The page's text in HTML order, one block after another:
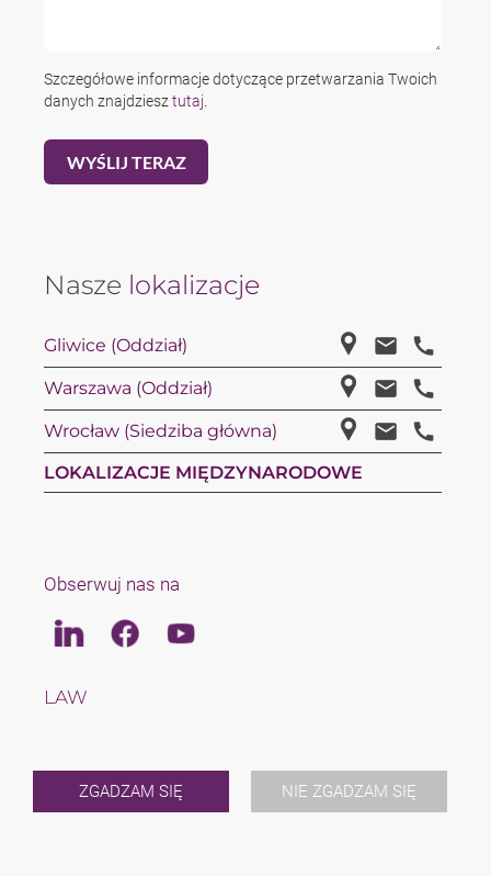
ZGADZAM SIĘ NIE ZGADZAM SIĘ
Szczegółowe informacje dotyczące przetwarzania Twoich
danych znajdziesz tutaj
Nasze lokalizacje
Gliwice (Oddział)
Warszawa (Oddział)
Wrocław (Siedziba główna)
LOKALIZACJE MIĘDZYNARODOWE
Obserwuj nas na
LinkedinFacebookYoutube
LAW
KARIERA
O NAS
INTERNATIONAL